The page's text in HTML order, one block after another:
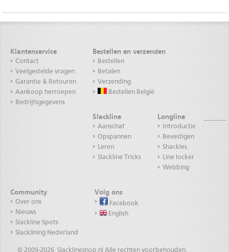
Klantenservice
Contact
Veelgestelde vragen
Garantie & Retouren
Aankoop herroepen
Bedrijfsgegevens
Bestellen en verzenden
Bestellen
Betalen
Verzending
Bestellen België
Slackline
Aanschaf
Opspannen
Leren
Slackline Tricks
Longline
Introductie
Bevestigen
Shackles
Line locker
Webbing
Community
Over ons
Nieuws
Slackline Spots
Slacklining Nederland
Volg ons
Facebook
English
© 2009-2026 Slacklineshop.nl Alle rechten voorbehouden.